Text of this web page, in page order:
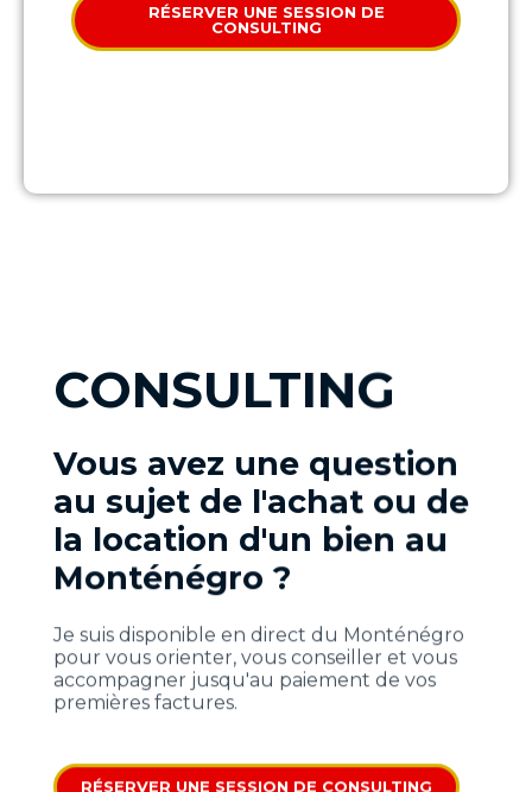
RÉSERVER UNE SESSION DE
CONSULTING
CONSULTING
Vous avez une question
au sujet de l'achat ou de
la location d'un bien au
Monténégro ?
Je suis disponible en direct du Monténégro
pour vous orienter, vous conseiller et vous
accompagner jusqu'au paiement de vos
premières factures.
RÉSERVER UNE SESSION DE CONSULTING